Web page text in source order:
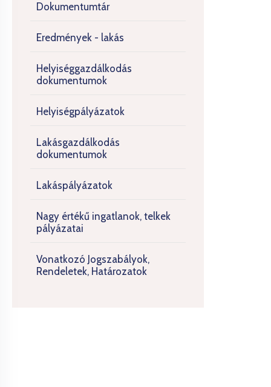
Dokumentumtár
Eredmények - lakás
Helyiséggazdálkodás
dokumentumok
Helyiségpályázatok
Lakásgazdálkodás
dokumentumok
Lakáspályázatok
Nagy értékű ingatlanok, telkek
pályázatai
Vonatkozó Jogszabályok,
Rendeletek, Határozatok